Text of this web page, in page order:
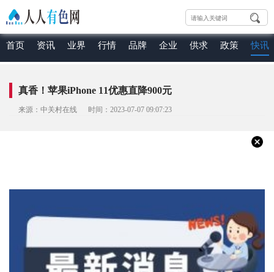
首页 资讯 业界 行情 品牌 企业 供求 政策 快讯
真香！苹果iPhone 11优惠直降900元
来源：中关村在线 时间：2023-07-07 09:07:23